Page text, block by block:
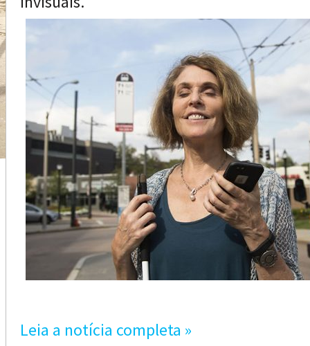
Leia a notícia completa »